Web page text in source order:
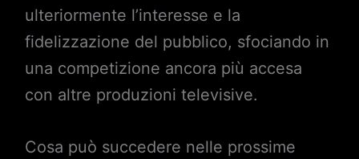
ulteriormente l’interesse e la
fidelizzazione del pubblico, sfociando in
una competizione ancora più accesa
con altre produzioni televisive.
Cosa può succedere nelle prossime